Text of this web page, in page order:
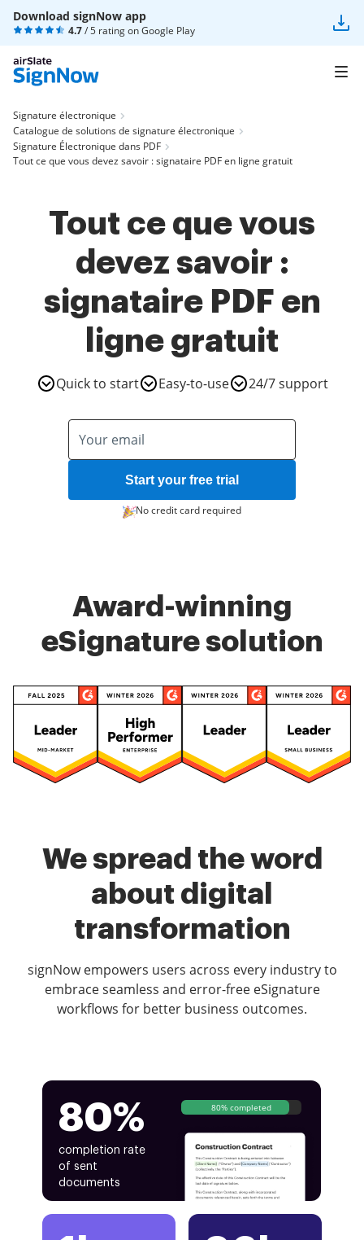
Download signNow app
4.7/ 5 rating onGoogle Play
Signature électronique
Catalogue de solutions de signature électronique
Signature Électronique dans PDF
Tout ce que vous devez savoir : signataire PDF en ligne gratuit
Tout ce que vous
devez savoir :
signataire PDF en
ligne gratuit
Quick to start Easy-to-use 24/7 support
Start your free trial
No credit card required
Award-winning
eSignature solution
We spread the word
about digital
transformation
signNow empowers users across every industry to
embrace seamless and error-free eSignature
workflows for better business outcomes.
80%
completion rate
of sent
documents
80% completed